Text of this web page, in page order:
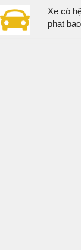
Xe có
phạt